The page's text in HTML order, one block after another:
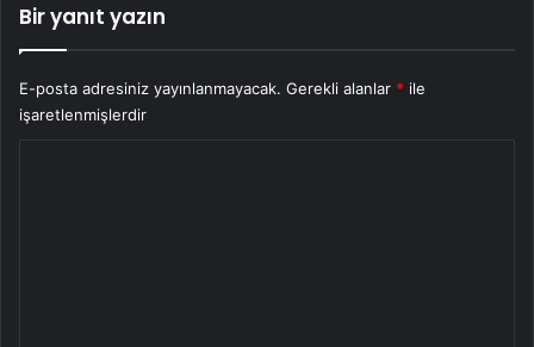
Bir yanıt yazın
E-posta adresiniz yayınlanmayacak. Gerekli alanlar * ile
işaretlenmişlerdir